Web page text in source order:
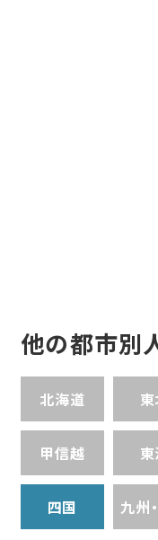
他の都市別
北海道
甲信越
四国 九州